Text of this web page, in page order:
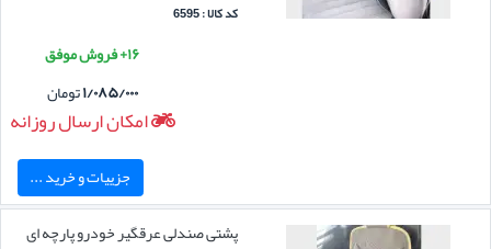
کد کالا : 6595
۱۶+ فروش موفق
۱/۰۸۵/۰۰۰تومان
امکان ارسال روزانه
جزییات و خرید ...
پشتی صندلی عرقگیر خودرو پارچه ای